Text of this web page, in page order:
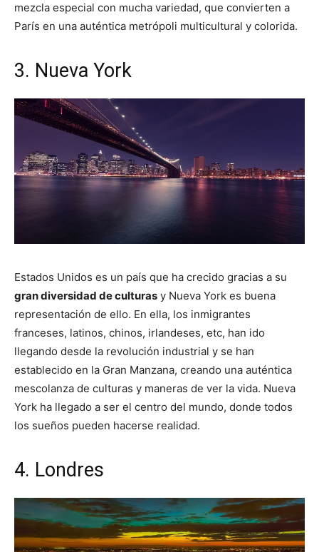
mezcla especial con mucha variedad, que convierten a
París en una auténtica metrópoli multicultural y colorida.
3. Nueva York
Estados Unidos es un país que ha crecido gracias a su
gran diversidad de culturas y Nueva York es buena
representación de ello. En ella, los inmigrantes
franceses, latinos, chinos, irlandeses, etc, han ido
llegando desde la revolución industrial y se han
establecido en la Gran Manzana, creando una auténtica
mescolanza de culturas y maneras de ver la vida. Nueva
York ha llegado a ser el centro del mundo, donde todos
los sueños pueden hacerse realidad.
4. Londres